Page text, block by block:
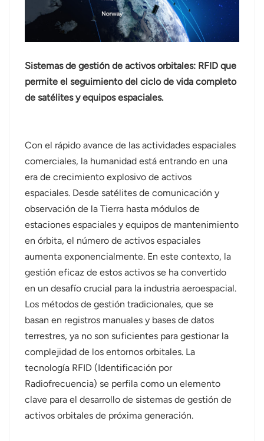
Indonesia
norsk
magyar
Sistemas de gestión de activos orbitales: RFID que
permite el seguimiento del ciclo de vida completo
de satélites y equipos espaciales.
Con el rápido avance de las actividades espaciales
comerciales, la humanidad está entrando en una
era de crecimiento explosivo de activos
espaciales. Desde satélites de comunicación y
observación de la Tierra hasta módulos de
estaciones espaciales y equipos de mantenimiento
en órbita, el número de activos espaciales
aumenta exponencialmente. En este contexto, la
gestión eficaz de estos activos se ha convertido
en un desafío crucial para la industria aeroespacial.
Los métodos de gestión tradicionales, que se
basan en registros manuales y bases de datos
terrestres, ya no son suficientes para gestionar la
complejidad de los entornos orbitales. La
tecnología RFID (Identificación por
Radiofrecuencia) se perfila como un elemento
clave para el desarrollo de sistemas de gestión de
activos orbitales de próxima generación.